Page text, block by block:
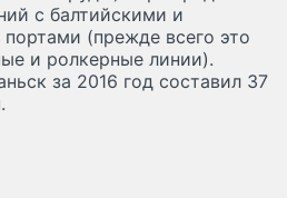
с балтийскими и
(прежде всего это
и ролкерные линии).
за 2016 год составил 37